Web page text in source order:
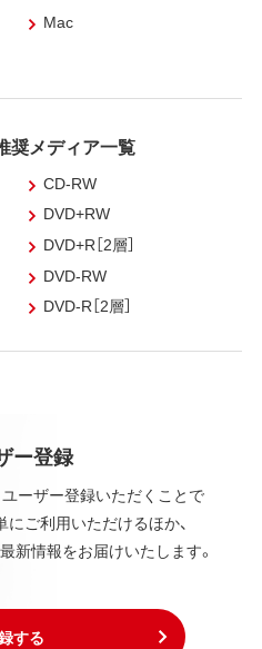
Mac
奨メディア一覧
CD-RW
DVD+RW
DVD+R［2層］
DVD-RW
DVD-R［2層］
ー登録
ーザー登録いただくことで
ご利用いただけるほか、
新情報をお届けいたします。
する